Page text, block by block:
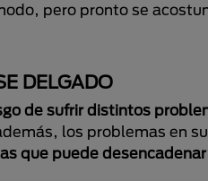
pero pronto se
DELGADO
de sufrir distintos
los problemas en
que puede